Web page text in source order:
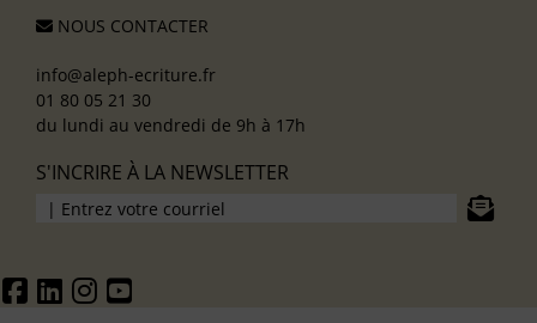
NOUS CONTACTER
info@aleph-ecriture.fr
01 80 05 21 30
du lundi au vendredi de 9h à 17h
S'INCRIRE À LA NEWSLETTER